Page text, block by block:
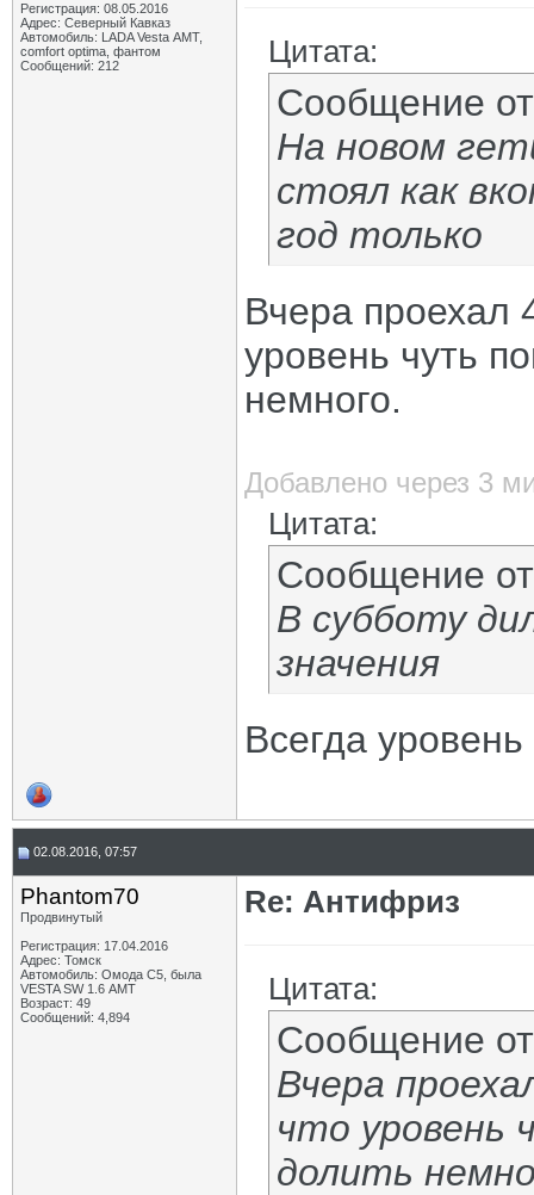
Регистрация: 08.05.2016
Адрес: Северный Кавказ
Автомобиль: LADA Vesta АМТ,
comfort optima, фантом
Сообщений: 212
Цитата:
Сообщение
На новом
стоял как
год только
Вчера проехал
уровень чуть
немного.
Добавлено через 3
Цитата:
Сообщение
В субботу
значения
Всегда
02.08.2016, 07:57
Phantom70
Продвинутый
Регистрация: 17.04.2016
Адрес: Томск
Автомобиль: Омода С5, была
VESTA SW 1.6 АМТ
Возраст: 49
Сообщений: 4,894
Re: Антифриз
Цитата:
Сообщение
Вчера
что уровень
долить